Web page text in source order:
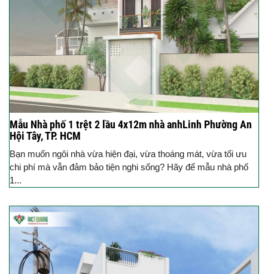
Mẫu Nhà phố 1 trệt 2 lầu 4x12m nhà anhLinh Phường An
Hội Tây, TP. HCM
Bạn muốn ngôi nhà vừa hiện đại, vừa thoáng mát, vừa tối ưu
chi phí mà vẫn đảm bảo tiện nghi sống? Hãy để mẫu nhà phố
1...